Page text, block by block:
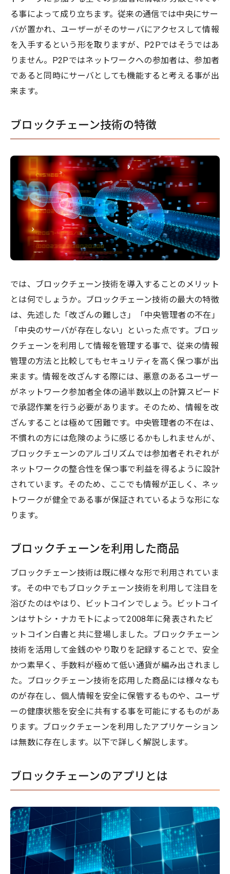
る事によって成り立ちます。従来の通信では中央にサー
バが置かれ、ユーザーがそのサーバにアクセスして情報
を入手するという形を取りますが、P2Pではそうではあ
りません。P2Pではネットワークへの参加者は、参加者
であると同時にサーバとしても機能すると考える事が出
来ます。
ブロックチェーン技術の特徴
では、ブロックチェーン技術を導入することのメリット
とは何でしょうか。ブロックチェーン技術の最大の特徴
は、先述した「改ざんの難しさ」「中央管理者の不在」
「中央のサーバが存在しない」といった点です。ブロッ
クチェーンを利用して情報を管理する事で、従来の情報
管理の方法と比較してもセキュリティを高く保つ事が出
来ます。情報を改ざんする際には、悪意のあるユーザー
がネットワーク参加者全体の過半数以上の計算スピード
で承認作業を行う必要があります。そのため、情報を改
ざんすることは極めて困難です。中央管理者の不在は、
不慣れの方には危険のように感じるかもしれませんが、
ブロックチェーンのアルゴリズムでは参加者それぞれが
ネットワークの整合性を保つ事で利益を得るように設計
されています。そのため、ここでも情報が正しく、ネッ
トワークが健全である事が保証されているような形にな
ります。
ブロックチェーンを利用した商品
ブロックチェーン技術は既に様々な形で利用されていま
す。その中でもブロックチェーン技術を利用して注目を
浴びたのはやはり、ビットコインでしょう。ビットコイ
ンはサトシ・ナカモトによって2008年に発表されたビ
ットコイン白書と共に登場しました。ブロックチェーン
技術を活用して金銭のやり取りを記録することで、安全
かつ素早く、手数料が極めて低い通貨が編み出されまし
た。ブロックチェーン技術を応用した商品には様々なも
のが存在し、個人情報を安全に保管するものや、ユーザ
ーの健康状態を安全に共有する事を可能にするものがあ
ります。ブロックチェーンを利用したアプリケーション
は無数に存在します。以下で詳しく解説します。
ブロックチェーンのアプリとは